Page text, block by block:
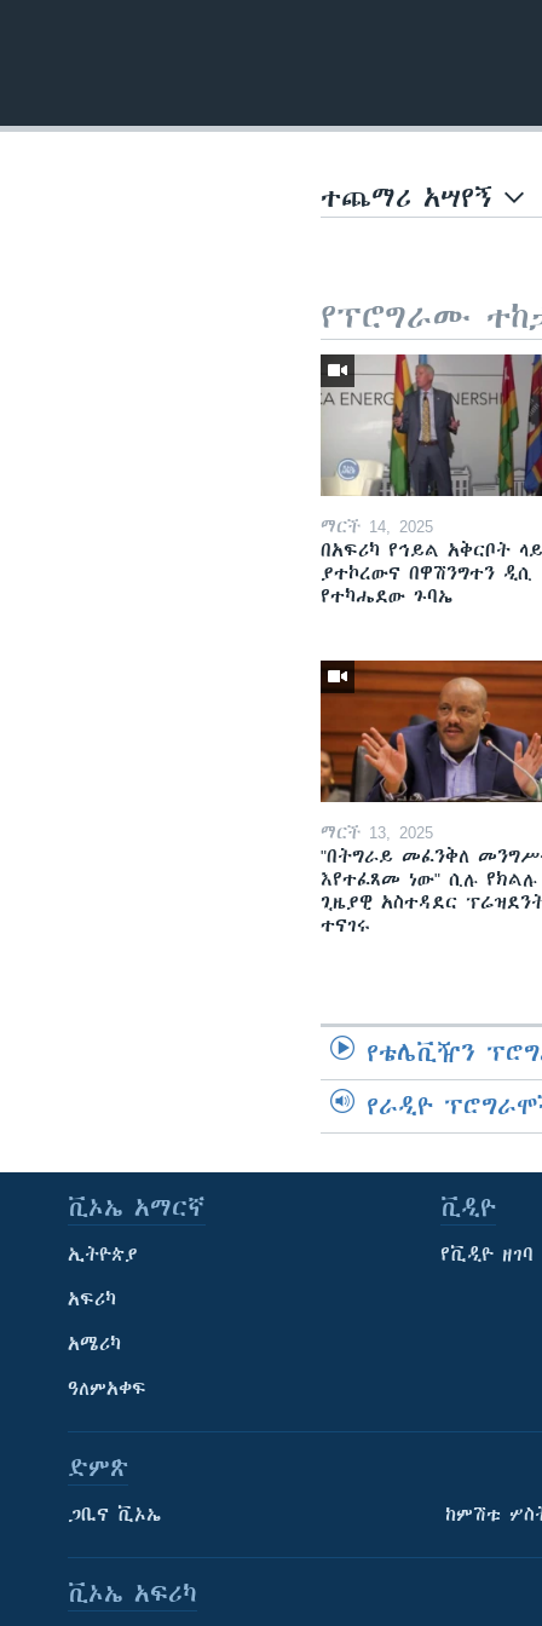
ተጨማሪ አሣየኝ
የፕሮግራሙ
ማርች 14, 2025
በአፍሪካ የኅይል አቅርቦት
ያተኮረውና በዋሽንግተን ዲሲ
የተካሔደው ጉባኤ
ማርች 13, 2025
"በትግራይ መፈንቅለ
እየተፈጸመ ነው" ሲሉ የክልሉ
ጊዜያዊ አስተዳደር
ተናገሩ
የቴሌቪዥን
የራዲዮ
ቪኦኤ አማርኛ
ኢትዮጵያ
አፍሪካ
አሜሪካ
ዓለምአቀፍ
ቪዲዮ
የቪዲዮ ዘገባ
ድምጽ
ጋቢና ቪኦኤ ከምሽቱ
ቪኦኤ አፍሪካ